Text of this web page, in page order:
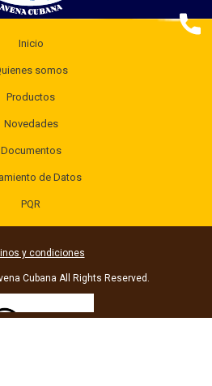
Inicio
somos
Productos
Novedades
Documentos
de Datos
PQR
y condiciones
Cubana All Rights Reserved.